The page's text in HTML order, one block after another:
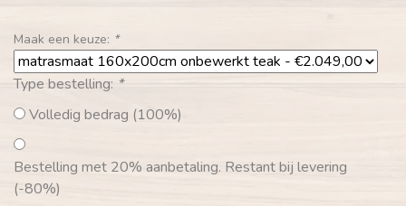
Maak een keuze: *
Type bestelling: *
Volledig bedrag (100%)
Bestelling met 20% aanbetaling. Restant bij levering
(-80%)